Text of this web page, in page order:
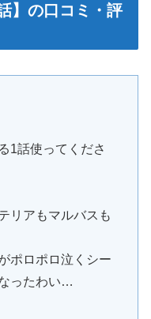
】の口コミ・評
1話使ってくださ
リアもマルバスも
ポロポロ泣くシー
ったわい…